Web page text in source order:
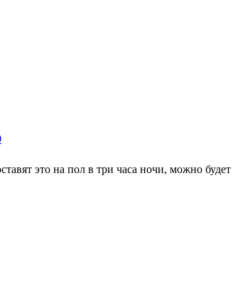
это на пол в три часа ночи, можно